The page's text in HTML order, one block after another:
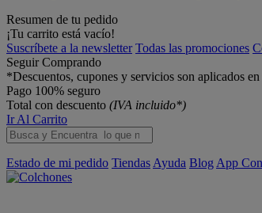
Resumen de tu pedido
¡Tu carrito está vacío!
Suscríbete a la newsletter Todas las promociones
Seguir Comprando
*Descuentos, cupones y servicios son aplicados
Pago 100% seguro
Total con descuento (IVA incluido*)
Ir Al Carrito
Estado de mi pedido Tiendas Ayuda Blog App